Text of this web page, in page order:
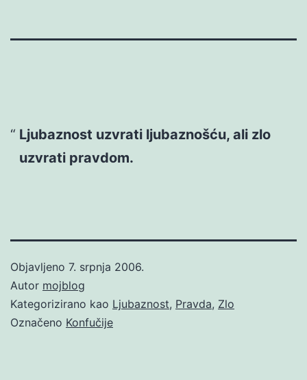
Ljubaznost uzvrati ljubaznošću, ali zlo
uzvrati pravdom.
Objavljeno 7. srpnja 2006.
Autor mojblog
Kategorizirano kao Ljubaznost, Pravda, Zlo
Označeno Konfučije